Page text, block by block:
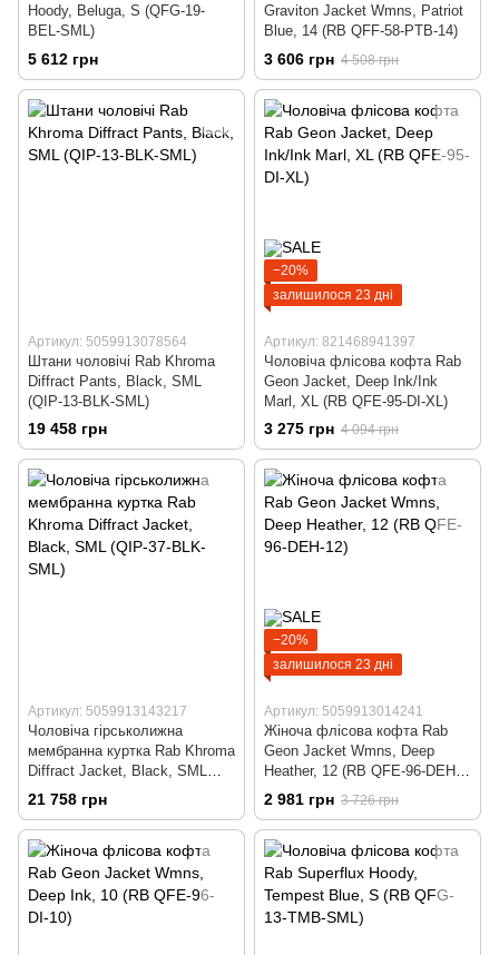
Hoody, Beluga, S (QFG-19-
BEL-SML)
5 612 грн
Graviton Jacket Wmns, Patriot
Blue, 14 (RB QFF-58-PTB-14)
3 606 грн 4 508 грн
Артикул: 5059913078564
Штани чоловічі Rab Khroma
Diffract Pants, Black, SML
(QIP-13-BLK-SML)
19 458 грн
−20%
залишилося 23 дні
Артикул: 821468941397
Чоловіча флісова кофта Rab
Geon Jacket, Deep Ink/Ink
Marl, XL (RB QFE-95-DI-XL)
3 275 грн 4 094 грн
Артикул: 5059913143217
Чоловіча гірськолижна
мембранна куртка Rab Khroma
Diffract Jacket, Black, SML
(QIP-37-BLK-SML)
21 758 грн
−20%
залишилося 23 дні
Артикул: 5059913014241
Жіноча флісова кофта Rab
Geon Jacket Wmns, Deep
Heather, 12 (RB QFE-96-DEH-
12)
2 981 грн 3 726 грн